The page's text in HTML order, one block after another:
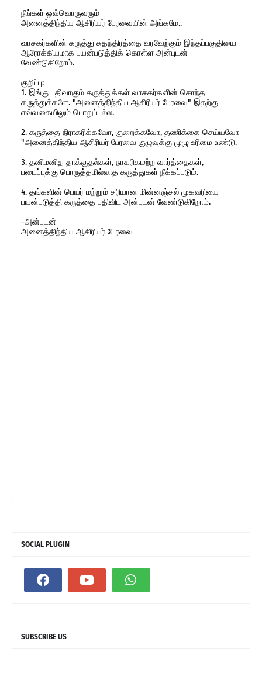
நீங்கள் ஒவ்வொருவரும்
அனைத்திந்திய ஆசிரியர் பேரவையின் அங்கமே..
வாசகர்களின் கருத்து சுதந்திரத்தை வரவேற்கும் இந்தப்பகுதியை
ஆரோக்கியமாக பயன்படுத்திக் கொள்ள அன்புடன்
வேண்டுகிறோம்.
குறிப்பு:
1. இங்கு பதிவாகும் கருத்துக்கள் வாசகர்களின் சொந்த
கருத்துக்களே. "அனைத்திந்திய ஆசிரியர் பேரவை" இதற்கு
எவ்வகையிலும் பொறுப்பல்ல.
2. கருத்தை நிராகரிக்கவோ, குறைக்கவோ, தணிக்கை செய்யவோ
"அனைத்திந்திய ஆசிரியர் பேரவை குழுவுக்கு முழு உரிமை உண்டு.
3. தனிமனித தாக்குதல்கள், நாகரிகமற்ற வார்த்தைகள்,
படைப்புக்கு பொருத்தமில்லாத கருத்துகள் நீக்கப்படும்.
4. தங்களின் பெயர் மற்றும் சரியான மின்னஞ்சல் முகவரியை
பயன்படுத்தி கருத்தை பதிவிட அன்புடன் வேண்டுகிறோம்.
-அன்புடன்
அனைத்திந்திய ஆசிரியர் பேரவை
SOCIAL PLUGIN
SUBSCRIBE US